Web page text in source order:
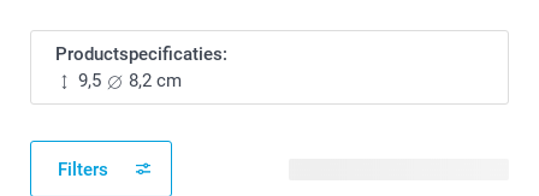
Productspecificaties:
9,5
8,2 cm
Filters